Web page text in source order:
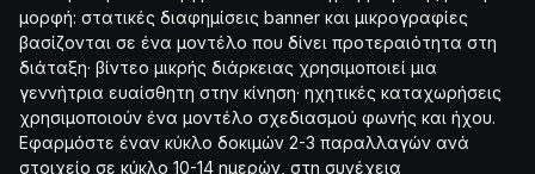
μορφή: στατικές διαφημίσεις banner και μικρογραφίες
βασίζονται σε ένα μοντέλο που δίνει προτεραιότητα στη
διάταξη· βίντεο μικρής διάρκειας χρησιμοποιεί μια
γεννήτρια ευαίσθητη στην κίνηση· ηχητικές καταχωρήσεις
χρησιμοποιούν ένα μοντέλο σχεδιασμού φωνής και ήχου.
Εφαρμόστε έναν κύκλο δοκιμών 2-3 παραλλαγών ανά
στοιχείο σε κύκλο 10-14 ημερών, στη συνέχεια